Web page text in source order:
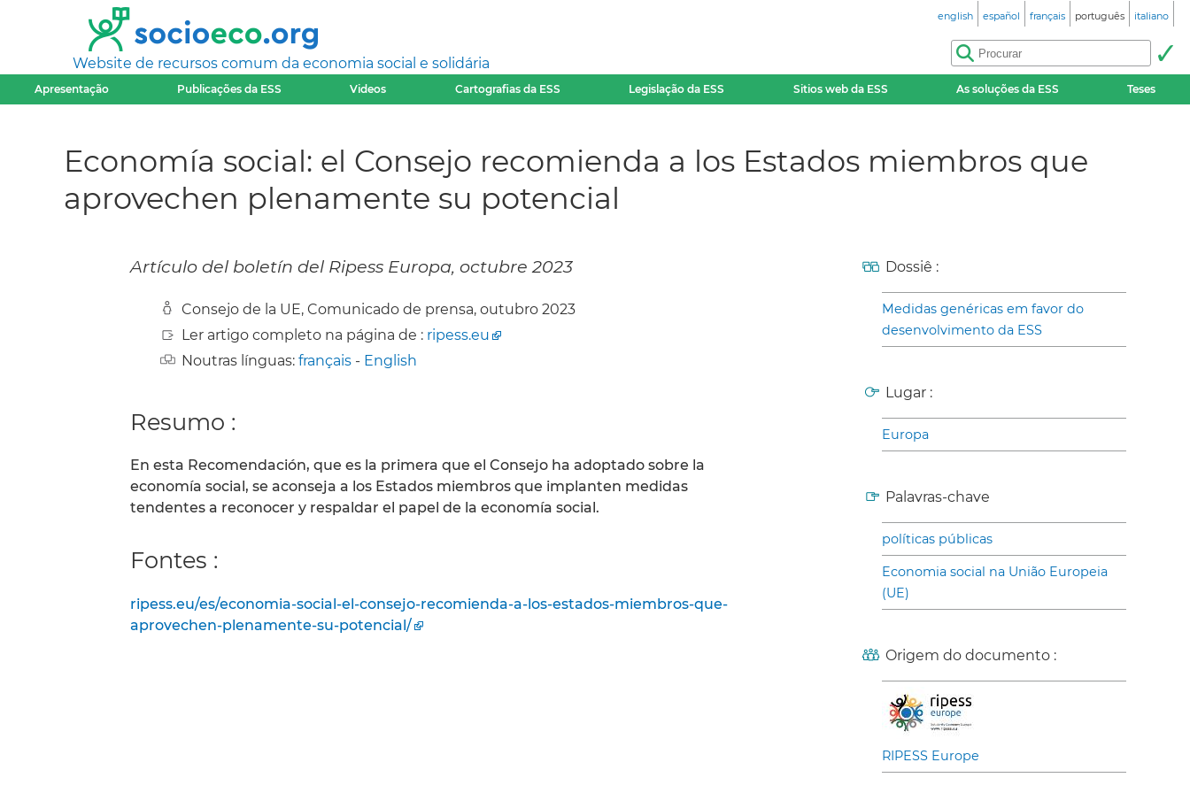
Website de recursos comum da economia social e solidária
english español français português italiano
Apresentação Publicações da ESS Videos Cartografias da ESS Legislação da ESS Sitios web da ESS As soluções da ESS Teses
Economía social: el Consejo recomienda a los Estados miembros que
aprovechen plenamente su potencial
Artículo del boletín del Ripess Europa, octubre 2023
Consejo de la UE, Comunicado de prensa, outubro 2023
Ler artigo completo na página de : ripess.eu
Noutras línguas: français - English
Resumo :
En esta Recomendación, que es la primera que el Consejo ha adoptado sobre la
economía social, se aconseja a los Estados miembros que implanten medidas
tendentes a reconocer y respaldar el papel de la economía social.
Fontes :
ripess.eu/es/economia-social-el-consejo-recomienda-a-los-estados-miembros-que-
aprovechen-plenamente-su-potencial/
Dossiê :
Medidas genéricas em favor do
desenvolvimento da ESS
Lugar :
Europa
Palavras-chave
políticas públicas
Economia social na União Europeia
(UE)
Origem do documento :
RIPESS Europe